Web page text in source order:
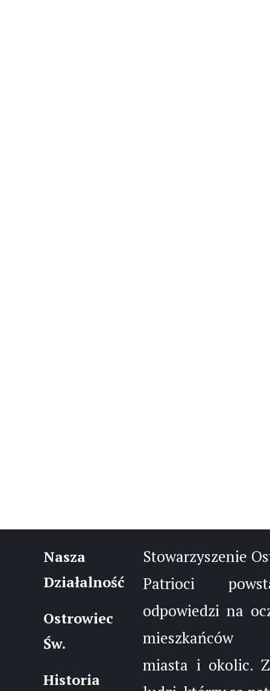
Nasza
Działalność
Ostrowiec
Św.
Historia
Stowarzyszenie
Patrioci
odpowiedzi na
mieszkańców
miasta i okolic.